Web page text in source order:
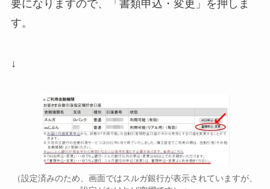
要になりますので、「書類申込・変更」を押しま
す。
↓
（設定済みのため、画面ではスルガ銀行が表示されていますが、